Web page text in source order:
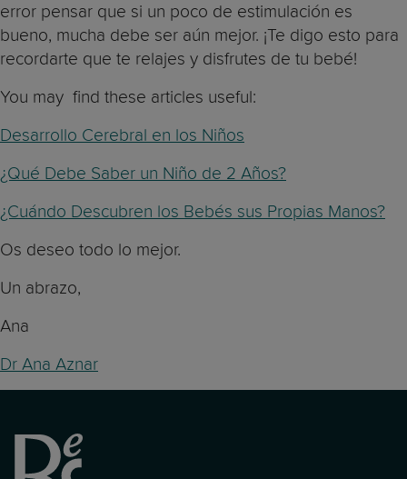
error pensar que si un poco de estimulación es
bueno, mucha debe ser aún mejor. ¡Te digo esto para
recordarte que te relajes y disfrutes de tu bebé!
You may find these articles useful:
Desarrollo Cerebral en los Niños
¿Qué Debe Saber un Niño de 2 Años?
¿Cuándo Descubren los Bebés sus Propias Manos?
Os deseo todo lo mejor.
Un abrazo,
Ana
Dr Ana Aznar